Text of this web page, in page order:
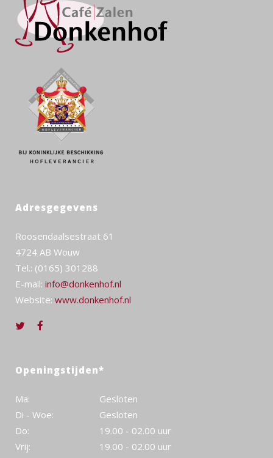
Adresgegevens
Roosendaalsestraat 61
4724 AB Wouw
Tel.: (0165) 301288
E-mail: info@donkenhof.nl
Website: www.donkenhof.nl
Openingstijden*
Ma:
Gesloten
Di - Woe:
Gesloten
Do:
19.00 - 02.00 uur
Vrij:
19.00 - 02.00 uur